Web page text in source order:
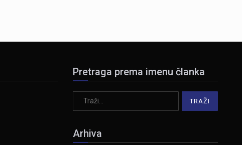
Pretraga prema imenu članka
Arhiva